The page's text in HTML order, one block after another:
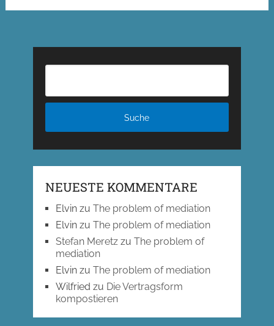
NEUESTE KOMMENTARE
Elvinzu The problem of mediation
Elvinzu The problem of mediation
Stefan Meretzzu The problem of
mediation
Elvinzu The problem of mediation
Wilfried zu Die Vertragsform
kompostieren